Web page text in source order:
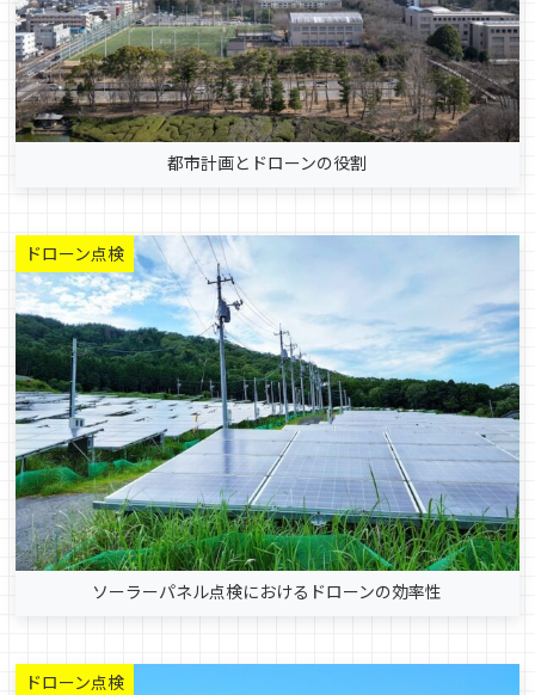
都市計画とドローンの役割
ドローン点検
ソーラーパネル点検におけるドローンの効率性
ドローン点検